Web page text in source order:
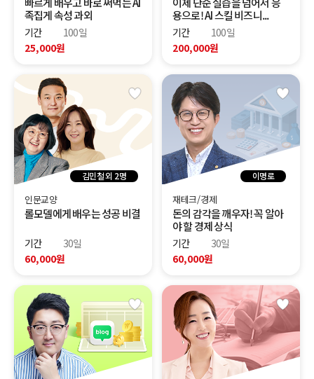
족집게 속성 과외
기간
100일
25,000원
용으로! AI 스킬 비즈니...
기간
100일
200,000원
김민철 외 2명
인문교양
롤모델에게 배우는 성공 비결
기간
30일
60,000원
이명로
재테크/경제
돈의 감각을 깨우자! 꼭 알아
야 할 경제 상식
기간
30일
60,000원